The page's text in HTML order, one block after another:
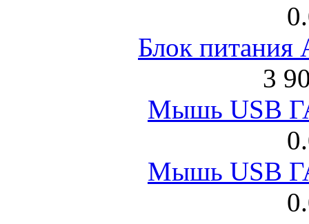
Блок питания
3
Мышь USB
Мышь USB